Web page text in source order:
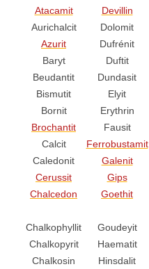
Atacamit
Devillin
Aurichalcit
Dolomit
Azurit
Dufrénit
Baryt
Duftit
Beudantit
Dundasit
Bismutit
Elyit
Bornit
Erythrin
Brochantit
Fausit
Calcit
Ferrobustamit
Caledonit
Galenit
Cerussit
Gips
Chalcedon
Goethit
Chalkophyllit
Goudeyit
Chalkopyrit
Haematit
Chalkosin
Hinsdalit